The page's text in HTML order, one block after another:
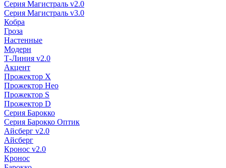
Серия Магистраль v2.0
Серия Магистраль v3.0
Кобра
Гроза
Настенные
Модерн
Т-Линия v2.0
Акцент
Прожектор X
Прожектор Нео
Прожектор S
Прожектор D
Серия Барокко
Серия Барокко Оптик
Айсберг v2.0
Айсберг
Кронос v2.0
Кронос